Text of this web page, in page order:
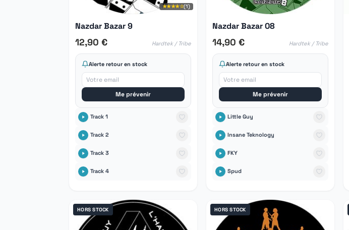
★★★★☆(1)
Nazdar Bazar 9
12,90 € Hardtek / Tribe
Alerte retour en stock
Me prévenir
Track 1
Track 2
Track 3
Track 4
Nazdar Bazar 08
14,90 € Hardtek / Tribe
Alerte retour en stock
Me prévenir
Little Guy
Insane Teknology
FKY
Spud
HORS STOCK HORS STOCK